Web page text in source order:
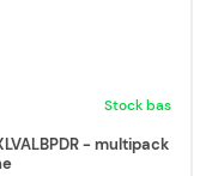
Stock bas
- multipack